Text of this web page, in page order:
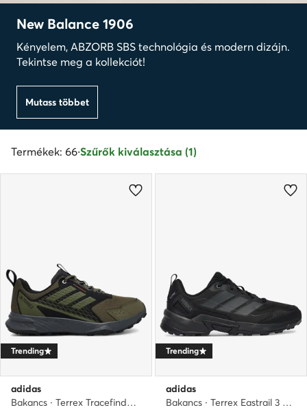
New Balance 1906
Kényelem, ABZORB SBS technológia és modern dizájn.
Tekintse meg a kollekciót!
Mutass többet
Termékek: 66·Szűrők kiválasztása (1)
Trending
adidas
Bakancs · Terrex Tracefinder 2 JI4285 · Khaki
Trending
adidas
Bakancs · Terrex Eastrail 3 Climaproof JR4008 · Fekete